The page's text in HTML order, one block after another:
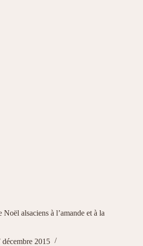
alsaciens à l’amande et à la
décembre 2015